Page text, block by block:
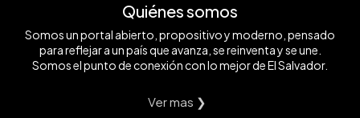
Quiénes somos
Somos un portal abierto, propositivo y moderno, pensado
para reflejar a un país que avanza, se reinventa y se une.
Somos el punto de conexión con lo mejor de El Salvador.
Ver mas ❯